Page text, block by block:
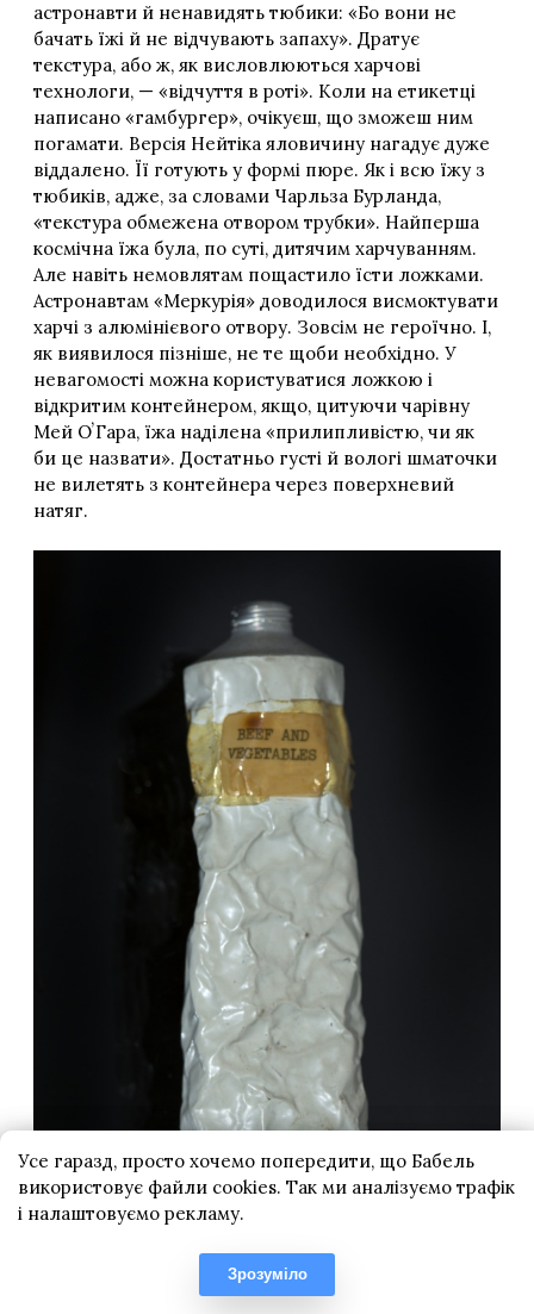
Усе гаразд, просто хочемо попередити, що Бабель
використовує файли cookies. Так ми аналізуємо трафік
і налаштовуємо рекламу.
Зрозуміло